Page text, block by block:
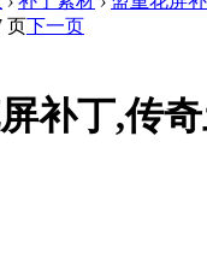
页下一页
补丁,传